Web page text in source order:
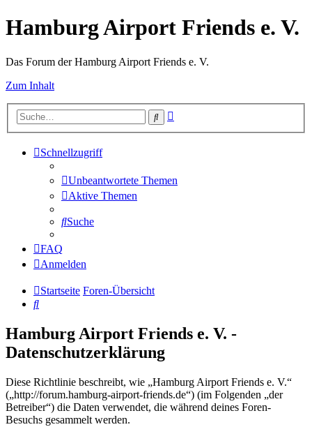
Hamburg Airport Friends e. V.
Das Forum der Hamburg Airport Friends e. V.
Zum Inhalt
Suche
Schnellzugriff
Unbeantwortete Themen
Aktive Themen
Suche
FAQ
Anmelden
Startseite Foren-Übersicht
Suche
Hamburg Airport Friends e. V. -
Datenschutzerklärung
Diese Richtlinie beschreibt, wie „Hamburg Airport Friends e. V.“
(„http://forum.hamburg-airport-friends.de“) (im Folgenden „der
Betreiber“) die Daten verwendet, die während deines Foren-
Besuchs gesammelt werden.